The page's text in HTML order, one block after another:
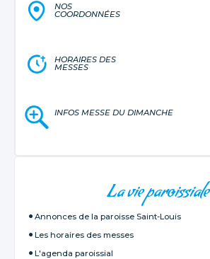
NOS
COORDONNÉES
HORAIRES DES
MESSES
INFOS MESSE DU DIMANCHE
La vie paroissiale
Annonces de la paroisse Saint-Louis
Les horaires des messes
L'agenda paroissial